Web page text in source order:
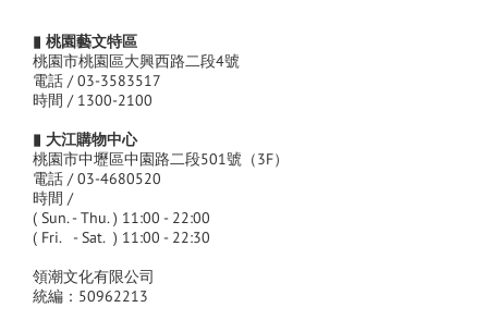
▮ 桃園藝文特區
桃園市桃園區大興西路二段4號
電話 / 03-3583517
時間 / 1300-2100
▮ 大江購物中心
桃園市中壢區中園路二段501號（3F）
電話 / 03-4680520
時間 /
( Sun. - Thu. ) 11:00 - 22:00
( Fri. - Sat. ) 11:00 - 22:30
領潮文化有限公司
統編：50962213